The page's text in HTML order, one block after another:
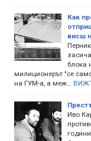
Как
висш
блока
милиционерът "се
на ГУМ-а, а меж…
Иво